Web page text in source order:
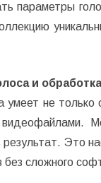
параметры
и
умеет не
результат. Это
без сложного